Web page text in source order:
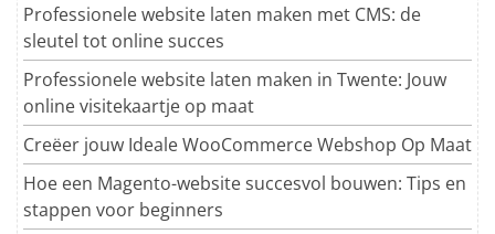
Professionele website laten maken met CMS: de
sleutel tot online succes
Professionele website laten maken in Twente: Jouw
online visitekaartje op maat
Creëer jouw Ideale WooCommerce Webshop Op Maat
Hoe een Magento-website succesvol bouwen: Tips en
stappen voor beginners